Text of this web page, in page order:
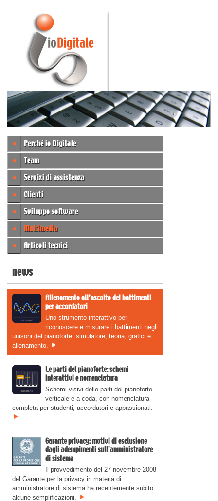
Perché io Digitale
Team
Servizi di assistenza
Clienti
Sviluppo software
Multimedia
Articoli tecnici
news
Allenamento all’ascolto dei battimenti
per accordatori
Uno strumento interattivo per
riconoscere e misurare i battimenti negli
unisoni del pianoforte: simulatore, teoria, grafici e
allenamento.
Le parti del pianoforte: schemi
interattivi e nomenclatura
Schemi visivi delle parti del pianoforte
verticale e a coda, con nomenclatura
completa per studenti, accordatori e appassionati.
Garante privacy: motivi di esclusione
dagli adempimenti sull’amministratore
di sistema
Il provvedimento del 27 novembre 2008
del Garante per la privacy in materia di
amministratore di sistema ha recentemente subito
alcune semplificazioni.